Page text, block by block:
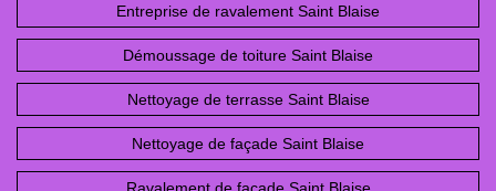
Entreprise de ravalement Saint Blaise
Démoussage de toiture Saint Blaise
Nettoyage de terrasse Saint Blaise
Nettoyage de façade Saint Blaise
Ravalement de façade Saint Blaise